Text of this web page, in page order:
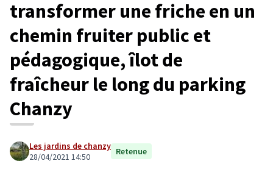
transformer une friche en un
chemin fruiter public et
pédagogique, îlot de
fraîcheur le long du parking
Chanzy
Les jardins de chanzy
28/04/2021 14:50
Retenue